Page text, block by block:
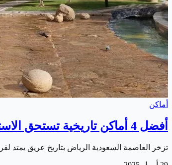
أماكن
أفضل 4 أماكن تاريخية تستحق الاستكشاف في الرياض
تزخر العاصمة السعودية الرياض بتاريخ عريق